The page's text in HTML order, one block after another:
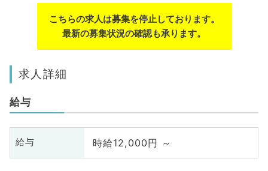
こちらの求人は募集を停止しております。
最新の募集状況の確認も承ります。
求人詳細
給与
給与 時給12,000円 ～